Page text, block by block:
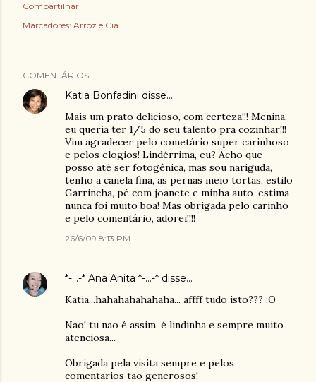
Compartilhar
Marcadores: Arroz e Cia
COMENTÁRIOS
Katia Bonfadini disse…
Mais um prato delicioso, com certeza!!! Menina,
eu queria ter 1/5 do seu talento pra cozinhar!!!
Vim agradecer pelo cometário super carinhoso
e pelos elogios! Lindérrima, eu? Acho que
posso até ser fotogênica, mas sou nariguda,
tenho a canela fina, as pernas meio tortas, estilo
Garrincha, pé com joanete e minha auto-estima
nunca foi muito boa! Mas obrigada pelo carinho
e pelo comentário, adorei!!!!
26/6/09 8:13 PM
*-...-* Ana Anita *-...-* disse…
Katia...hahahahahahaha... affff tudo isto??? :O
Nao! tu nao é assim, é lindinha e sempre muito
atenciosa...
Obrigada pela visita sempre e pelos
comentarios tao generosos!